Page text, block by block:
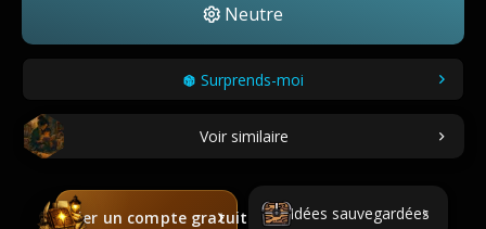
Neutre
Surprends-moi
Voir similaire
Créer un compte gratuit Idées sauvegardées